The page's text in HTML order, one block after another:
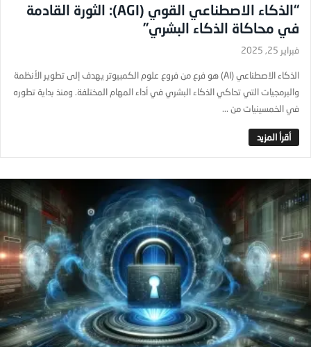
“الذكاء الاصطناعي القوي (AGI): الثورة القادمة
في محاكاة الذكاء البشري”
فبراير 25, 2025
الذكاء الاصطناعي (AI) هو فرع من فروع علوم الكمبيوتر يهدف إلى تطوير الأنظمة
والبرمجيات التي تحاكي الذكاء البشري في أداء المهام المختلفة. ومنذ بداية تطوره
في الخمسينيات من ...